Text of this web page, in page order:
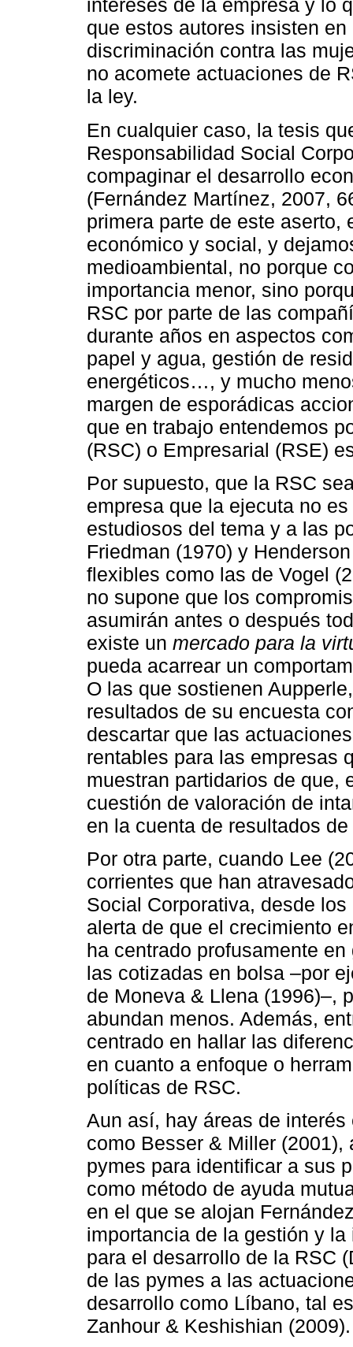
intereses de la empresa y lo
que estos autores insisten
discriminación contra las
no acomete actuaciones de
la ley.
En cualquier caso, la tesis
Responsabilidad Social
compaginar el desarrollo
(Fernández Martínez, 2007,
primera parte de este aserto,
económico y social, y
medioambiental, no porque
importancia menor, sino
RSC por parte de las
durante años en aspectos
papel y agua, gestión de
energéticos…, y mucho
margen de esporádicas
que en trabajo entendemos
(RSC) o Empresarial (RSE)
Por supuesto, que la RSC
empresa que la ejecuta no
estudiosos del tema y a las
Friedman (1970) y
flexibles como las de Vogel
no supone que los
asumirán antes o después
existe un mercado para la
pueda acarrear un
O las que sostienen
resultados de su encuesta
descartar que las
rentables para las empresas
muestran partidarios de que,
cuestión de valoración de
en la cuenta de resultados
Por otra parte, cuando Lee
corrientes que han
Social Corporativa, desde
alerta de que el crecimiento
ha centrado profusamente
las cotizadas en bolsa –por
de Moneva & Llena (1996)–,
abundan menos. Además,
centrado en hallar las
en cuanto a enfoque o
políticas de RSC.
Aun así, hay áreas de
como Besser & Miller
pymes para identificar a sus
como método de ayuda
en el que se alojan
importancia de la gestión y
para el desarrollo de la RSC
de las pymes a las
desarrollo como Líbano, tal
Zanhour & Keshishian (2009).